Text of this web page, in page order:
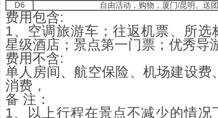
D6
自由活动，购物，厦门/昆明。送
费用包含:
1、空调旅游车；往返机票、所
星级酒店；景点第一门票；优秀导
费用不含:
单人房间、航空保险、机场建设费
消费，
备 注：
1、以上行程在景点不减少的情